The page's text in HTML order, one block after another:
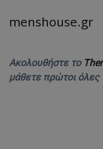
menshouse.gr
Ακολουθήστε το
μάθετε πρώτοι όλες